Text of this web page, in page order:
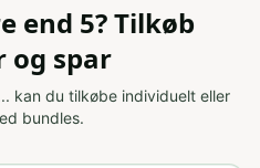
end 5? Tilkøb
og spar
kan du tilkøbe individuelt eller
bundles.